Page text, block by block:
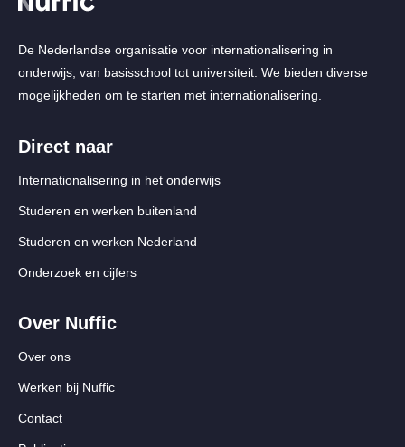
De Nederlandse organisatie voor internationalisering in
onderwijs, van basisschool tot universiteit. We bieden diverse
mogelijkheden om te starten met internationalisering.
Direct naar
Internationalisering in het onderwijs
Studeren en werken buitenland
Studeren en werken Nederland
Onderzoek en cijfers
Over Nuffic
Over ons
Werken bij Nuffic
Contact